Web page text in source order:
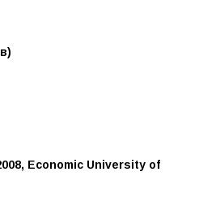
Economic University of